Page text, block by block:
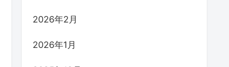
2026年2月
2026年1月